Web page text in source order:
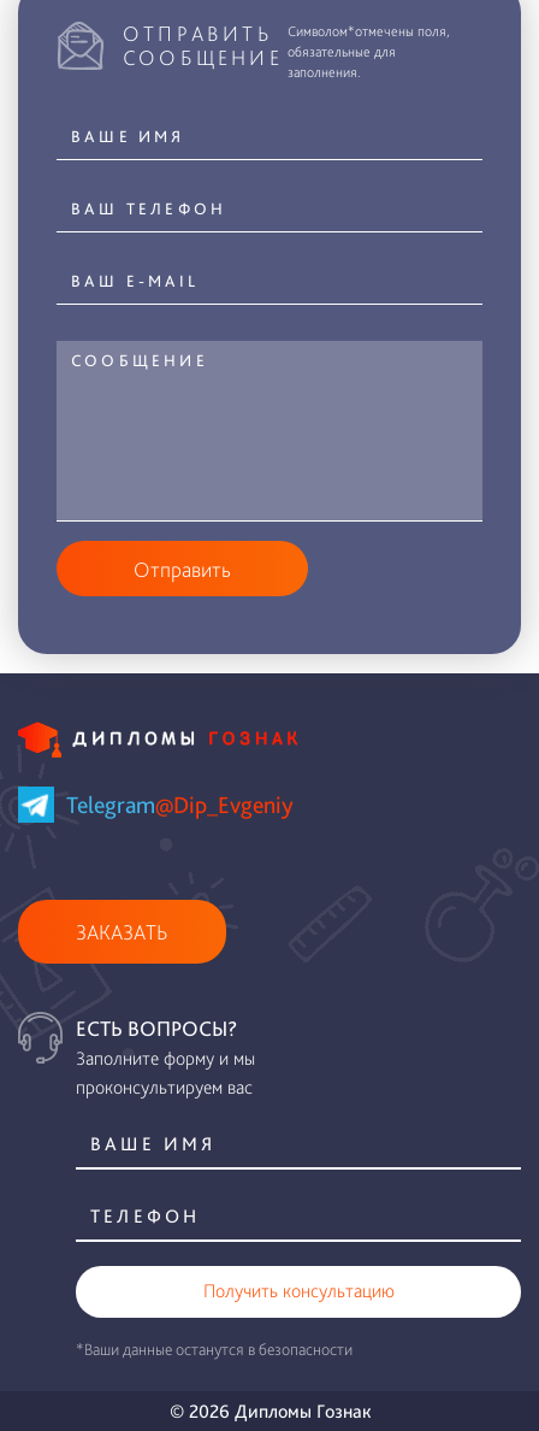
ОТПРАВИТЬ
СООБЩЕНИЕ
Символом*отмечены поля,
обязательные для
заполнения.
Отправить
Telegram@Dip_Evgeniy
ЗАКАЗАТЬ
ЕСТЬ ВОПРОСЫ?
Заполните форму и мы
проконсультируем вас
Получить консультацию
*Ваши данные останутся в безопасности
© 2026 Дипломы Гознак